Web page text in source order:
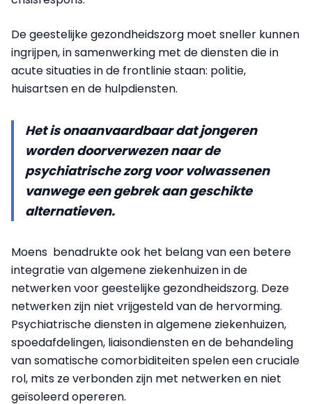
De geestelijke gezondheidszorg moet sneller kunnen
ingrijpen, in samenwerking met de diensten die in
acute situaties in de frontlinie staan: politie,
huisartsen en de hulpdiensten.
Het is onaanvaardbaar dat jongeren
worden doorverwezen naar de
psychiatrische zorg voor volwassenen
vanwege een gebrek aan geschikte
alternatieven.
Moens benadrukte ook het belang van een betere
integratie van algemene ziekenhuizen in de
netwerken voor geestelijke gezondheidszorg. Deze
netwerken zijn niet vrijgesteld van de hervorming.
Psychiatrische diensten in algemene ziekenhuizen,
spoedafdelingen, liaisondiensten en de behandeling
van somatische comorbiditeiten spelen een cruciale
rol, mits ze verbonden zijn met netwerken en niet
geïsoleerd opereren.